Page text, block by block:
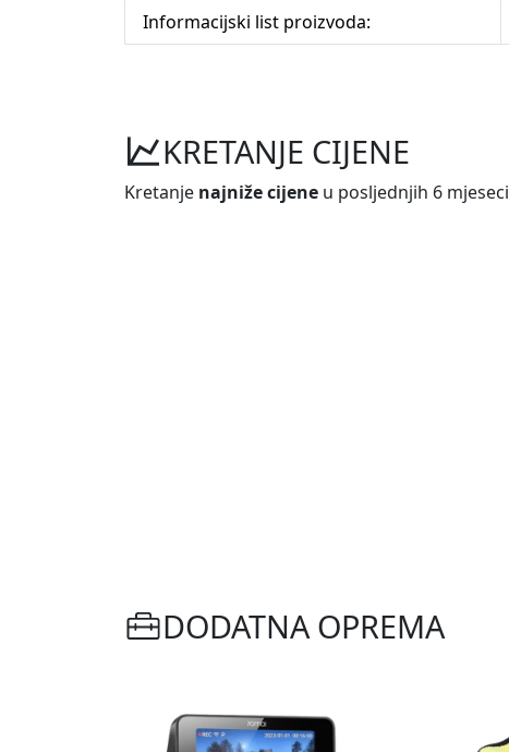
Informacijski list proizvoda:
KRETANJE CIJENE
Kretanje najniže cijene u posljednjih 6 mjeseci
DODATNA OPREMA